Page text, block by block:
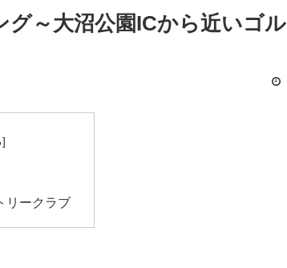
～大沼公園ICから近いゴル
リークラブ